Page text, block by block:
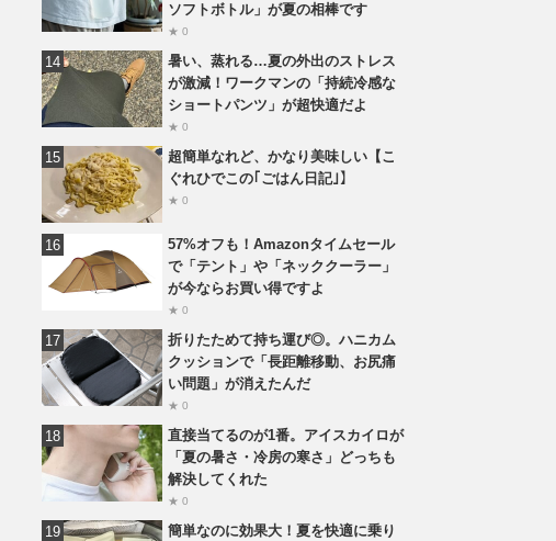
ソフトボトル」が夏の相棒です
★ 0
暑い、蒸れる…夏の外出のストレス
が激減！ワークマンの「持続冷感な
ショートパンツ」が超快適だよ
★ 0
超簡単なれど、かなり美味しい【こ
ぐれひでこの｢ごはん日記｣】
★ 0
57%オフも！Amazonタイムセール
で「テント」や「ネッククーラー」
が今ならお買い得ですよ
★ 0
折りたためて持ち運び◎。ハニカム
クッションで「長距離移動、お尻痛
い問題」が消えたんだ
★ 0
直接当てるのが1番。アイスカイロが
「夏の暑さ・冷房の寒さ」どっちも
解決してくれた
★ 0
簡単なのに効果大！夏を快適に乗り